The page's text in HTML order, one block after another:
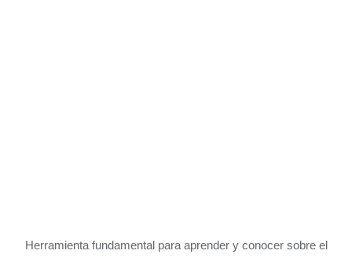
Herramienta fundamental para aprender y conocer sobre el